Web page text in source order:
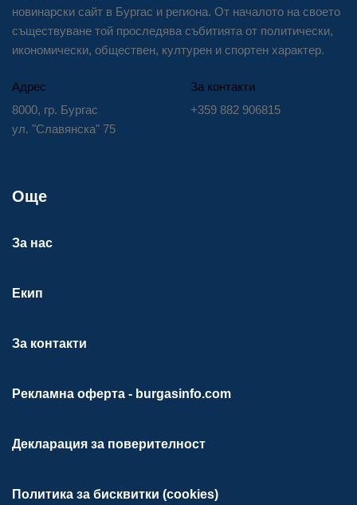
новинарски сайт в Бургас и региона. От началото на своето
съществуване той проследява събитията от политически,
икономически, обществен, културен и спортен характер.
Адрес
8000, гр. Бургас
ул. "Славянска" 75
За контакти
+359 882 906815
Още
За нас
Екип
За контакти
Рекламна оферта - burgasinfo.com
Декларация за поверителност
Политика за бисквитки (cookies)